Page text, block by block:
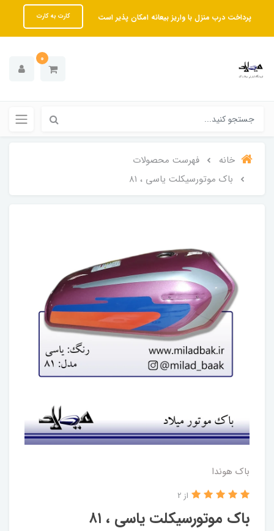
پرداخت درب منزل با واریز بیعانه امکان پذیر است کارت به کارت
0
خانه
فهرست محصولات
باک موتورسیکلت یاسی ، ۸۱
باک هوندا
باک موتورسیکلت یاسی ، ۸۱
از 2